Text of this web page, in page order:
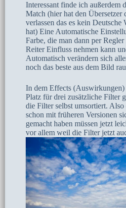
Interessant finde ich außerdem
Match (hier hat den Übersetzer
verlassen das es kein Deutsche
hat) Eine Automatische
Farbe, die man dann per
Reiter Einfluss nehmen kann
Automatisch verändern sich
noch das beste aus dem Bild
In dem Effects (Auswirkungen)
Platz für drei zusätzliche Filter
die Filter selbst umsortiert.
schon mit früheren Versionen
gemacht haben müssen jetzt
vor allem weil die Filter jetzt